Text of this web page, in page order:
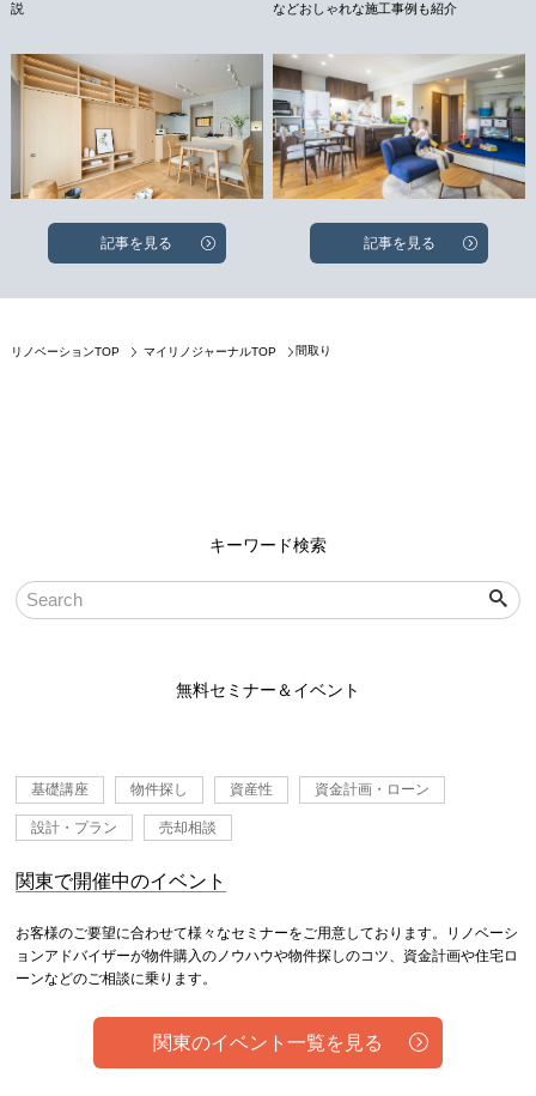
説
記事を見る
などおしゃれな施工事例も紹介
記事を見る
リノベーションTOP マイリノジャーナルTOP 間取り
キーワード検索
無料セミナー＆イベント
基礎講座 物件探し 資産性 資金計画・ローン
設計・プラン 売却相談
関東で開催中のイベント
お客様のご要望に合わせて様々なセミナーをご用意しております。リノベーシ
ョンアドバイザーが物件購入のノウハウや物件探しのコツ、資金計画や住宅ロ
ーンなどのご相談に乗ります。
関東のイベント一覧を見る